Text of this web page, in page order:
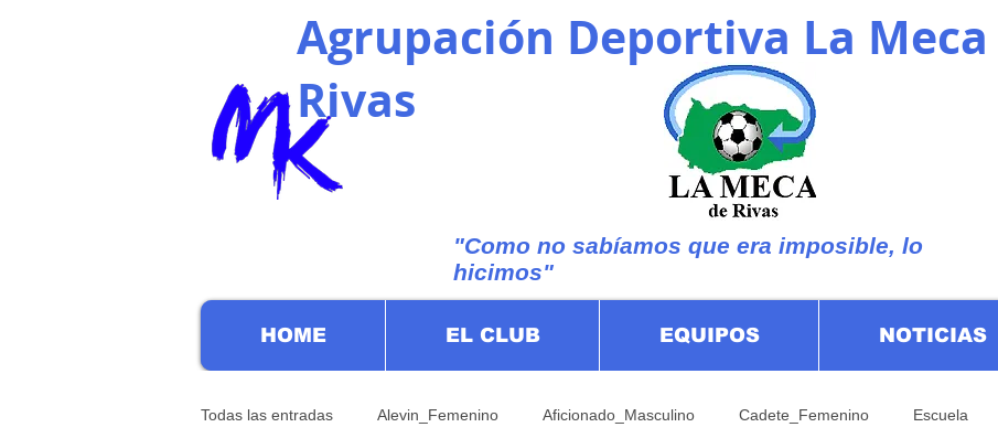
Agrupación Deportiva La Meca
Rivas
"Como no sabíamos que era imposible, lo
hicimos"
HOME EL CLUB EQUIPOS NOTICIAS
Todas las entradas Alevin_Femenino Aficionado_Masculino Cadete_Femenino Escuela